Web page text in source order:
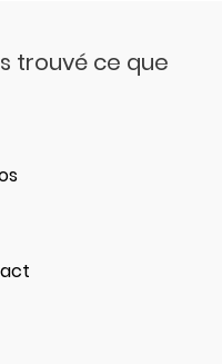
trouvé ce que